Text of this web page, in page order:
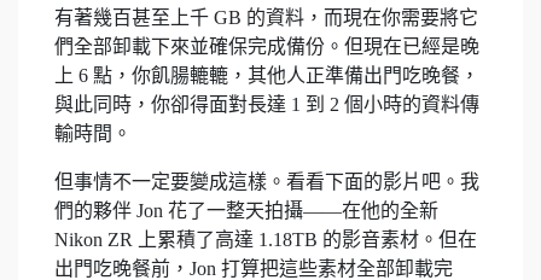
有著幾百甚至上千 GB 的資料，而現在你需要將它
們全部卸載下來並確保完成備份。但現在已經是晚
上 6 點，你飢腸轆轆，其他人正準備出門吃晚餐，
與此同時，你卻得面對長達 1 到 2 個小時的資料傳
輸時間。
但事情不一定要變成這樣。看看下面的影片吧。我
們的夥伴 Jon 花了一整天拍攝——在他的全新
Nikon ZR 上累積了高達 1.18TB 的影音素材。但在
出門吃晚餐前，Jon 打算把這些素材全部卸載完